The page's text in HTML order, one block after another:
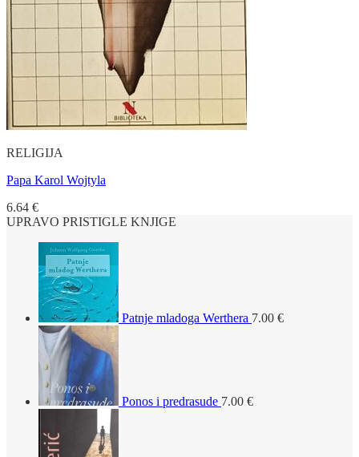
RELIGIJA
Papa Karol Wojtyla
6.64 €
UPRAVO PRISTIGLE KNJIGE
Patnje mladoga Werthera 7.00 €
Ponos i predrasude 7.00 €